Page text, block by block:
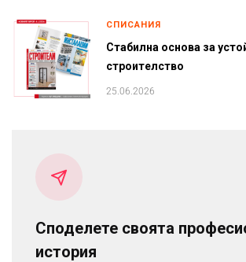
СПИСАНИЯ
Стабилна основа за
строителство
25.06.2026
Споделете своята
история